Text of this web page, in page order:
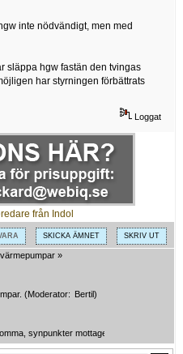
inte nödvändigt, men med
släppa hgw fastän den tvingas
har styrningen förbättrats
Loggat
SKICKA ÄMNET SKRIV UT
»
(Moderator: Bertil)
synpunkter mottages tacksamt.